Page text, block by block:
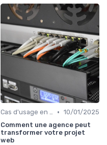
Cas d'usage en entreprise • 10/01/2025
Comment une agence peut
transformer votre projet
web